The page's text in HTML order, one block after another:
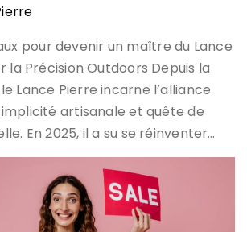
pour devenir un maître du Lance
la Précision Outdoors Depuis la
Lance Pierre incarne l’alliance
artisanale et quête de
En 2025, il a su se réinventer…